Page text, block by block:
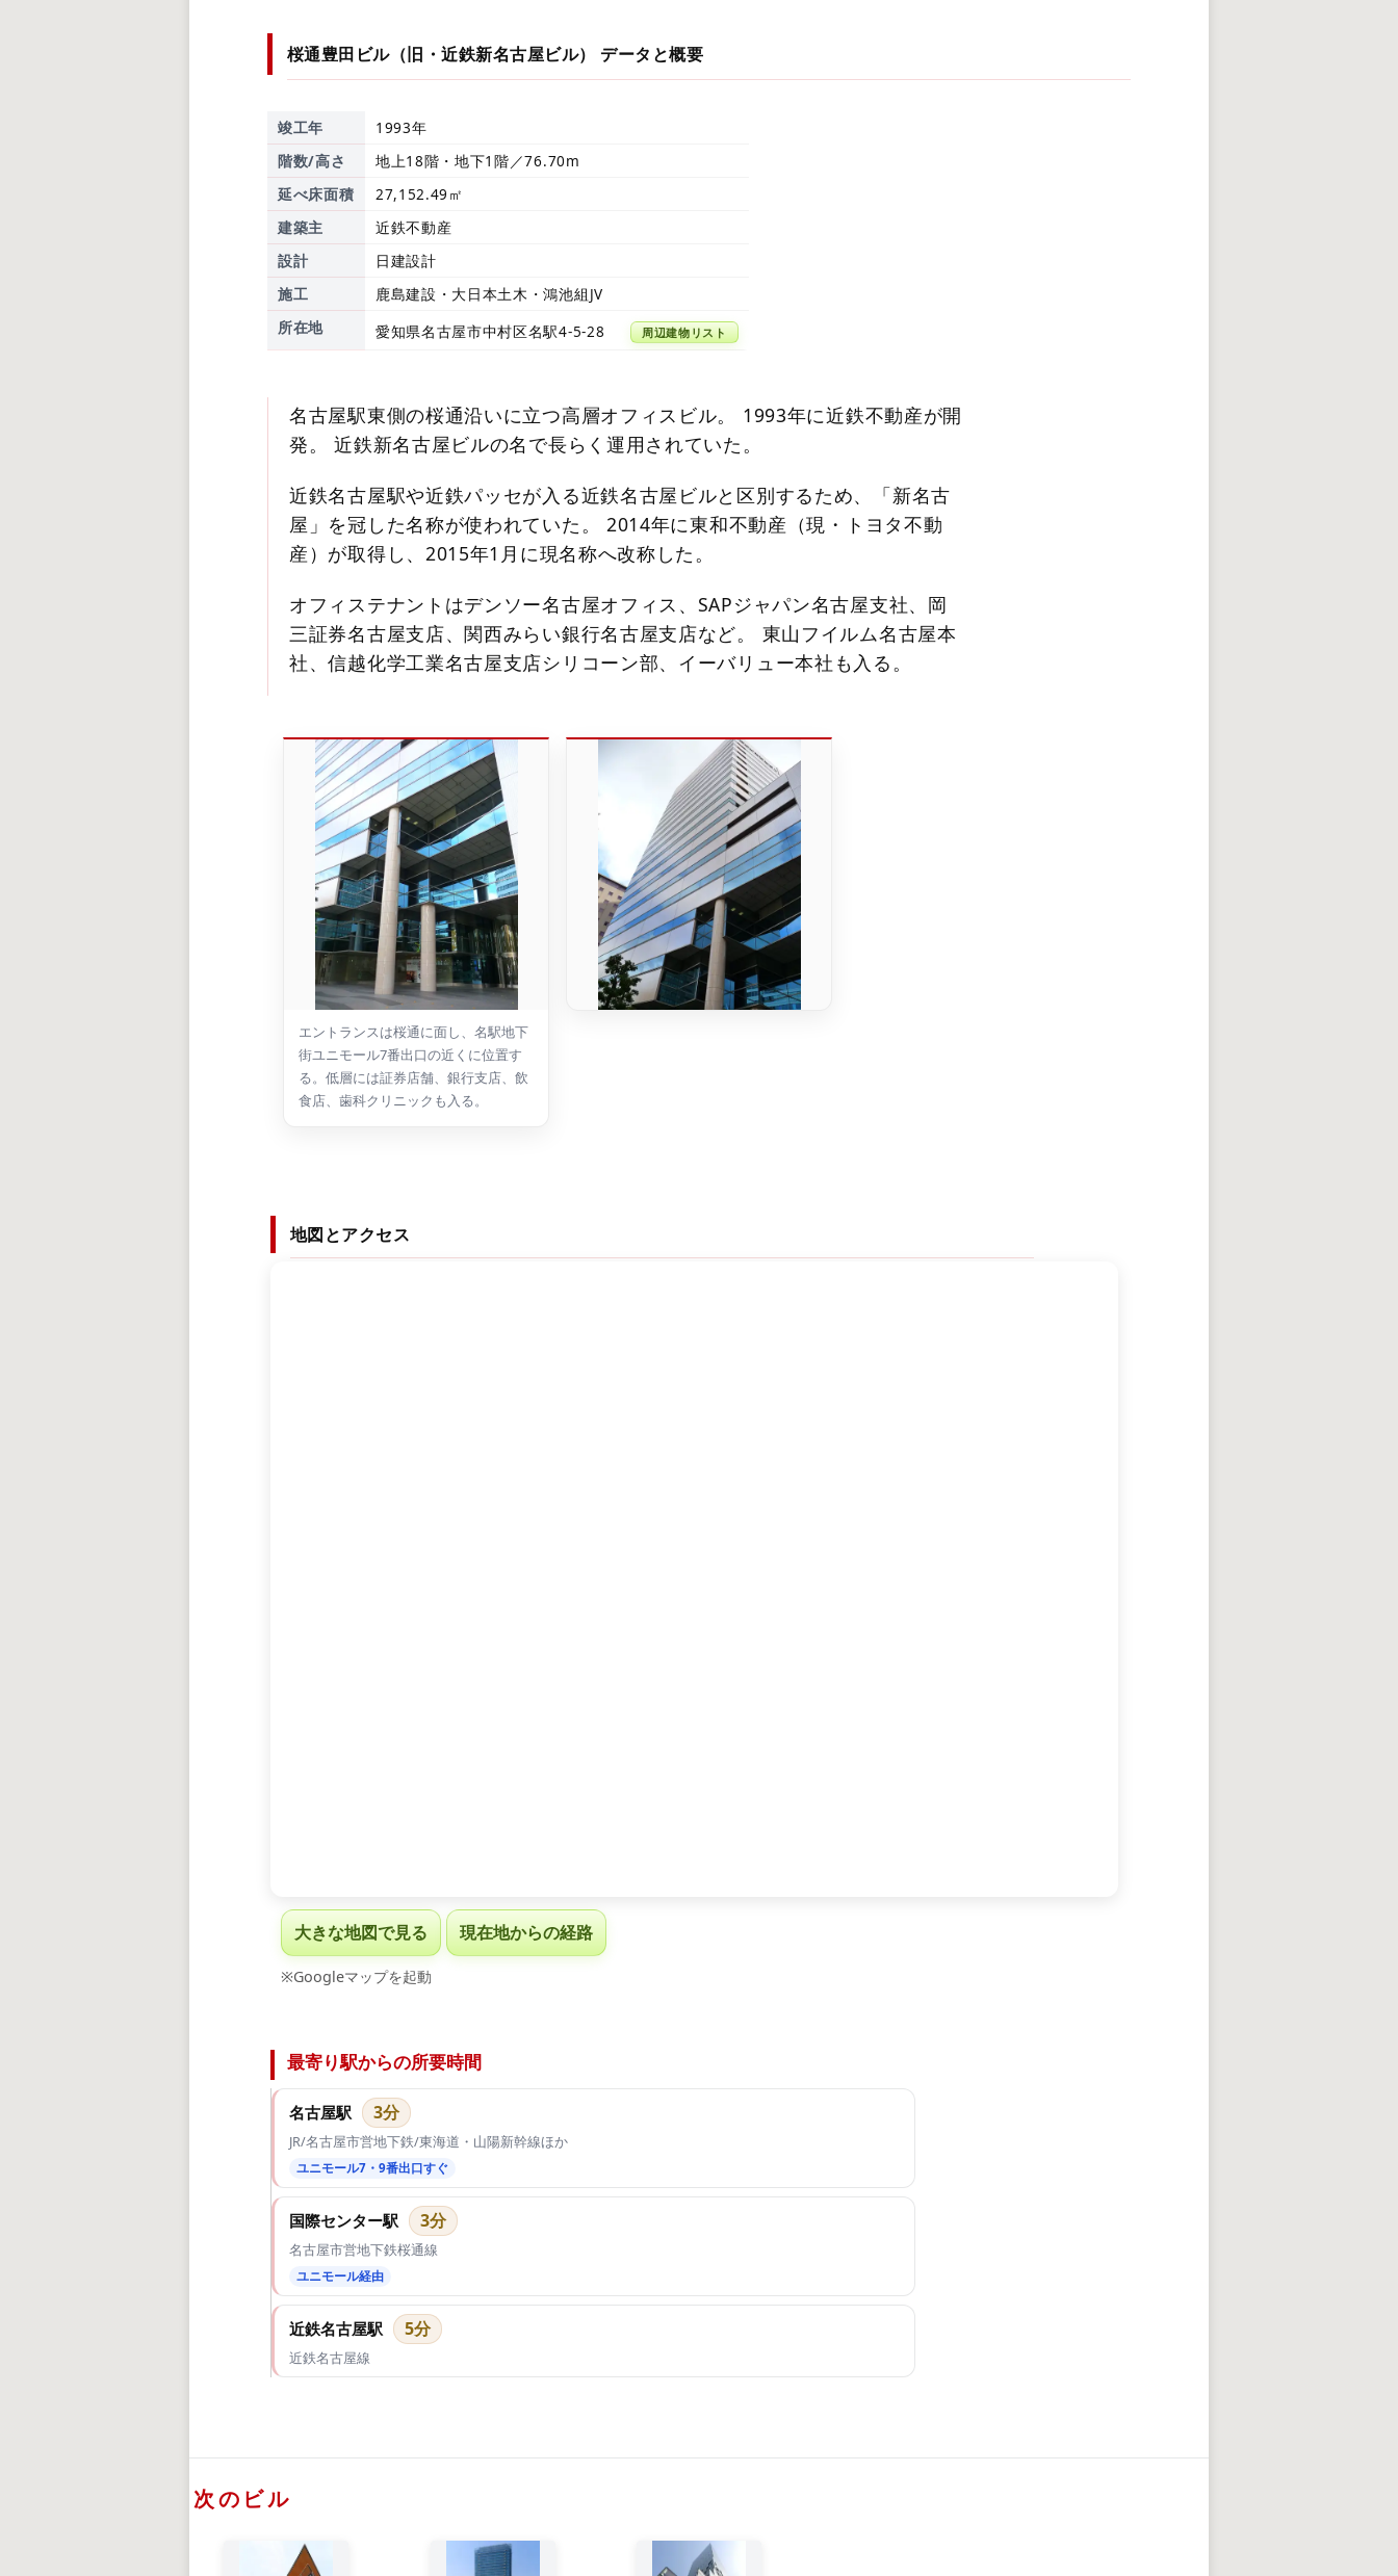
桜通豊田ビル（旧・近鉄新名古屋ビル） データと概要
竣工年
1993年
階数/高さ
地上18階・地下1階／76.70m
延べ床面積
27,152.49㎡
建築主
近鉄不動産
設計
日建設計
施工
鹿島建設・大日本土木・鴻池組JV
所在地
愛知県名古屋市中村区名駅4-5-28 周辺建物リスト
名古屋駅東側の桜通沿いに立つ高層オフィスビル。 1993年に近鉄不動産が開
発。 近鉄新名古屋ビルの名で長らく運用されていた。
近鉄名古屋駅や近鉄パッセが入る近鉄名古屋ビルと区別するため、「新名古
屋」を冠した名称が使われていた。 2014年に東和不動産（現・トヨタ不動
産）が取得し、2015年1月に現名称へ改称した。
オフィステナントはデンソー名古屋オフィス、SAPジャパン名古屋支社、岡
三証券名古屋支店、関西みらい銀行名古屋支店など。 東山フイルム名古屋本
社、信越化学工業名古屋支店シリコーン部、イーバリュー本社も入る。
エントランスは桜通に面し、名駅地下
街ユニモール7番出口の近くに位置す
る。低層には証券店舗、銀行支店、飲
食店、歯科クリニックも入る。
地図とアクセス
大きな地図で見る 現在地からの経路
※Googleマップを起動
最寄り駅からの所要時間
名古屋駅 3分
JR/名古屋市営地下鉄/東海道・山陽新幹線ほか
ユニモール7・9番出口すぐ
国際センター駅 3分
名古屋市営地下鉄桜通線
ユニモール経由
近鉄名古屋駅 5分
近鉄名古屋線
次のビル